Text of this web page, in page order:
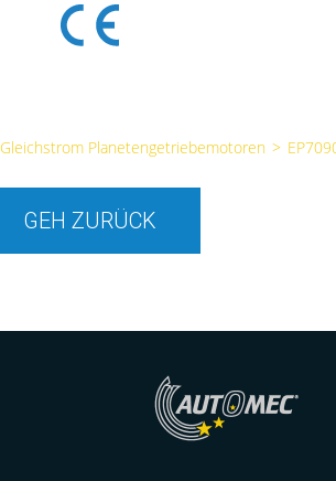
Gleichstrom Planetengetriebemotoren >
GEH ZURÜCK